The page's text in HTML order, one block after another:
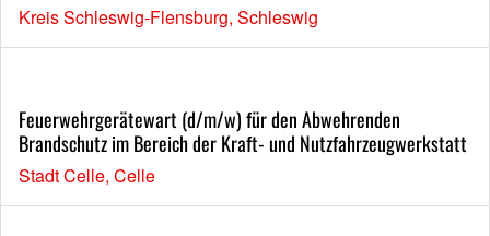
Kreis Schleswig-Flensburg, Schleswig
Feuerwehrgerätewart (d/m/w) für den Abwehrenden
Brandschutz im Bereich der Kraft- und Nutzfahrzeugwerkstatt
Stadt Celle, Celle